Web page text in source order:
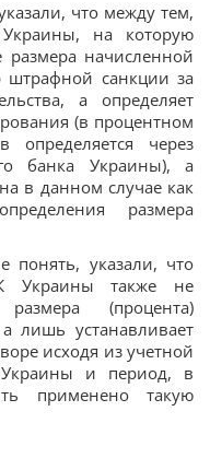
что между тем,
на которую
размера начисленной
штрафной санкции за
а определяет
(в процентном
определяется через
банка Украины), а
в данном случае как
размера
указали, что
Украины также не
размера (процента)
лишь устанавливает
исходя из учетной
Украины и период, в
применено такую